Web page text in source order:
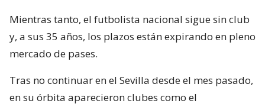
Mientras tanto, el futbolista nacional sigue sin club
y, a sus 35 años, los plazos están expirando en pleno
mercado de pases.
Tras no continuar en el Sevilla desde el mes pasado,
en su órbita aparecieron clubes como el